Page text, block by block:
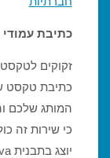
כתיבת עמודי
זקוקים
כתיבת טקסט
המותג שלכם
כי שירות זה
יוצג בתבנית Canva).